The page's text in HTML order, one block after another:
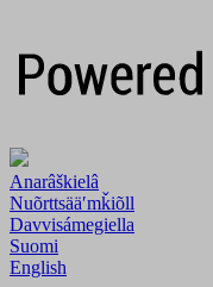
Anarâškielâ
Nuõrttsääʹmǩiõll
Davvisámegiella
Suomi
English